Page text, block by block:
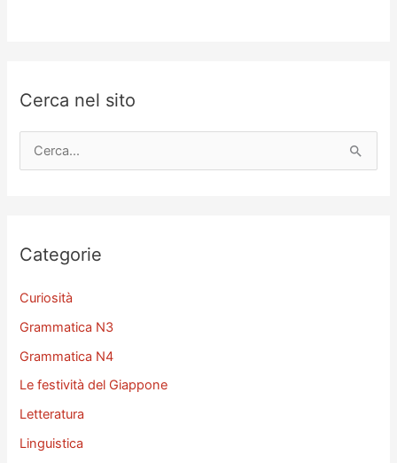
Cerca nel sito
e
a
Categorie
Curiosità
Grammatica N3
Grammatica N4
Le festività del Giappone
Letteratura
Linguistica